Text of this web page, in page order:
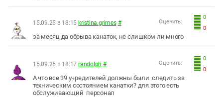
0
0
Оценить:
15.09.25 в 18:15 kristina.grimes #
за месяц да обрыва канаток, не слишком ли много
0
0
Оценить:
15.09.25 в 18:17 randolph #
А что все 39 учредителей должны были следить за
техническим состоянием канатки? для этого есть
обслуживающий персонал